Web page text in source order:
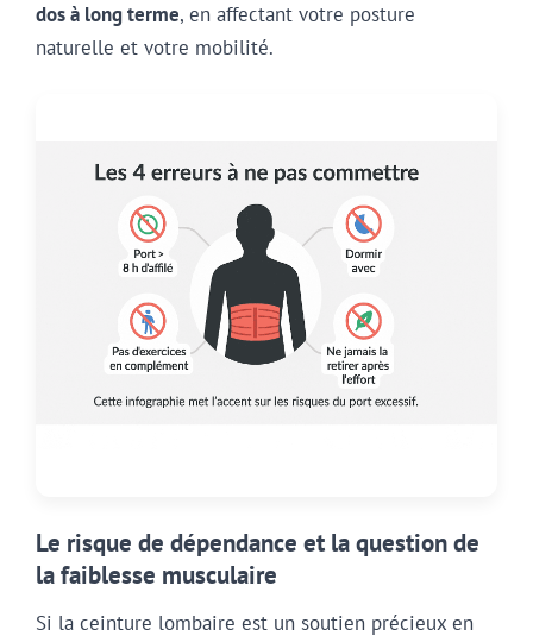
dos à long terme, en affectant votre posture
naturelle et votre mobilité.
Le risque de dépendance et la question de
la faiblesse musculaire
Si la ceinture lombaire est un soutien précieux en